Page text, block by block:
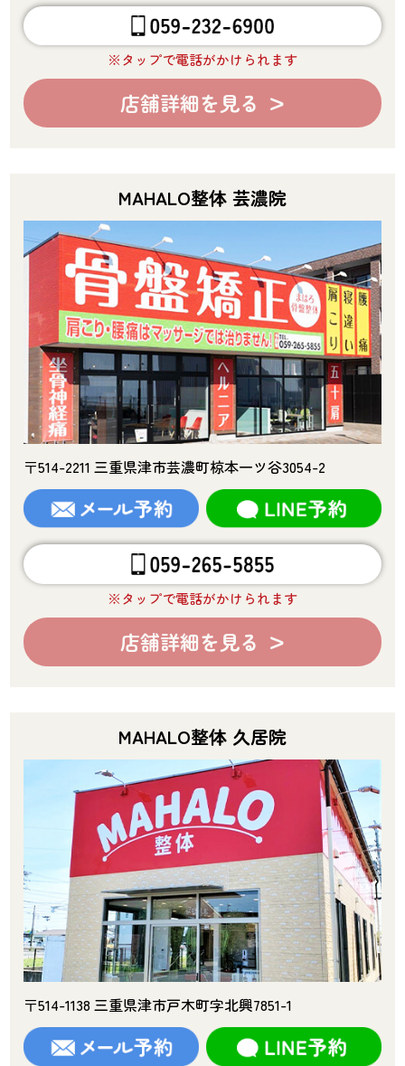
※タップで電話がかけられます
店舗詳細を見る
MAHALO整体 芸濃院
〒514-2211 三重県津市芸濃町椋本一ツ谷3054-2
※タップで電話がかけられます
店舗詳細を見る
MAHALO整体 久居院
〒514-1138 三重県津市戸木町字北興7851-1